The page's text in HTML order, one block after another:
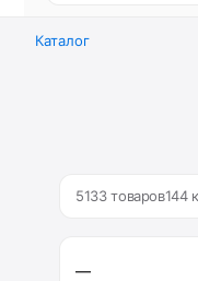
Каталог
5133 товаров144
—